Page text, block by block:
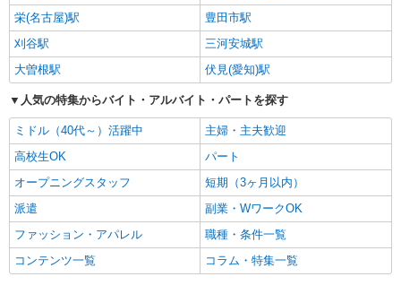
栄(名古屋)駅
豊田市駅
刈谷駅
三河安城駅
大曽根駅
伏見(愛知)駅
人気の特集からバイト・アルバイト・パートを探す
ミドル（40代～）活躍中
主婦・主夫歓迎
高校生OK
パート
オープニングスタッフ
短期（3ヶ月以内）
派遣
副業・WワークOK
ファッション・アパレル
職種・条件一覧
コンテンツ一覧
コラム・特集一覧